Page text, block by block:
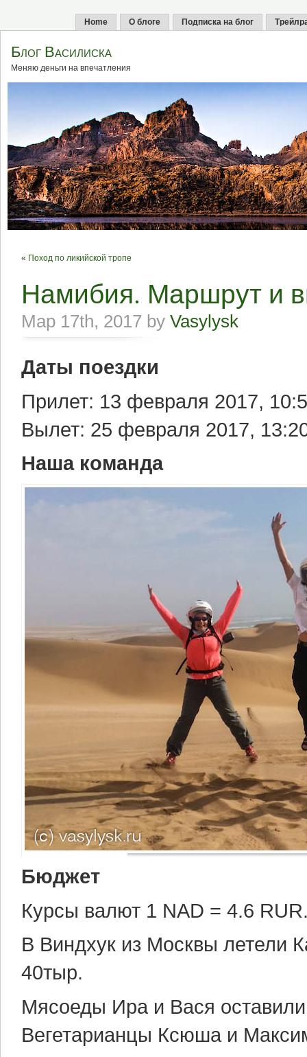
Home О блоге Подписка на блог
Блог Василиска
Меняю деньги на впечатления
« Поход по ликийской тропе
Намибия. Маршрут и
Мар 17th, 2017 by Vasylysk
Даты поездки
Прилет: 13 февраля 2017,
Вылет: 25 февраля 2017,
Наша команда
Бюджет
Курсы валют 1 NAD = 4.6
В Виндхук из Москвы летели
40тыр.
Мясоеды Ира и Вася
Вегетарианцы Ксюша и